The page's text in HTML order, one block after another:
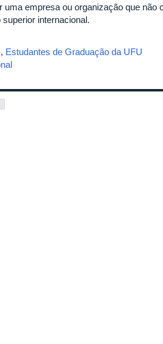
uma empresa ou organização que não
internacional.
, Estudantes de Graduação da UFU